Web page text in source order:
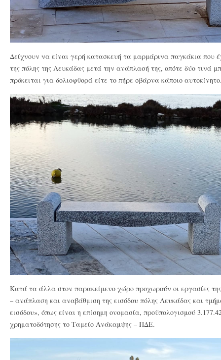
Δείχνουν να είναι γερή κατασκευή τα μαρμάρινα παγκάκια που
της πόλης της Λευκάδας μετά την ανάπλασή της, οπότε δύο τινά
πρόκειται για δολιοφθορά είτε το πήρε σβάρνα κάποιο
Κατά τα άλλα στον παρακείμενο χώρο προχωρούν οι εργασίες
– ανάπλαση και αναβάθμιση της εισόδου πόλης Λευκάδας και
εισόδου», όπως είναι η επίσημη ονομασία, προϋπολογισμού
χρηματοδότησης το Ταμείο Ανάκαμψης – ΠΔΕ.